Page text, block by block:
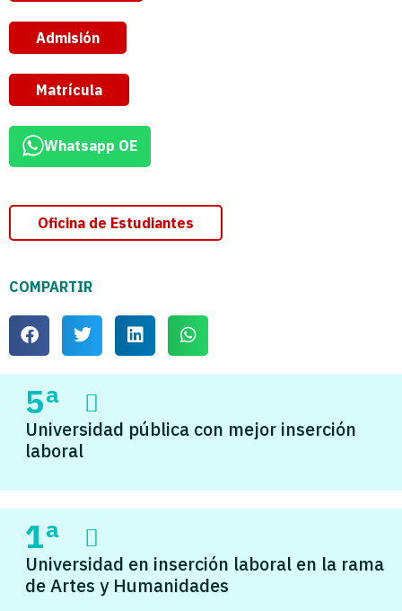
Admisión
Matrícula
Whatsapp OE
Oficina de Estudiantes
COMPARTIR
5ª
Universidad pública con mejor inserción
laboral
1ª
Universidad en inserción laboral en la rama
de Artes y Humanidades